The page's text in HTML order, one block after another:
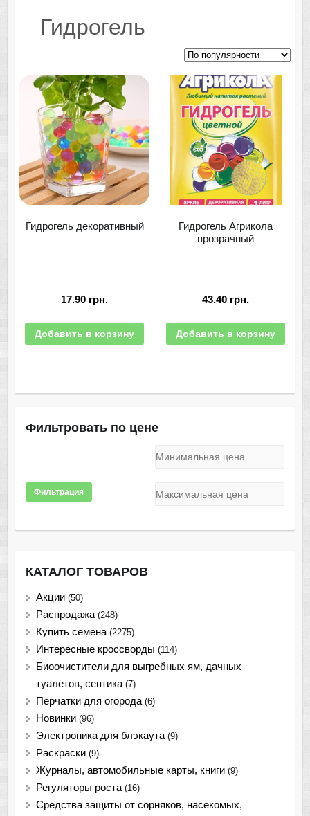
Гидрогель
Гидрогель декоративный
17.90 грн.
Добавить в корзину
Гидрогель Агрикола
прозрачный
43.40 грн.
Добавить в корзину
Фильтровать по цене
Фильтрация
КАТАЛОГ ТОВАРОВ
Акции (50)
Распродажа (248)
Купить семена (2275)
Интересные кроссворды (114)
Биоочистители для выгребных ям, дачных
туалетов, септика (7)
Перчатки для огорода (6)
Новинки (96)
Электроника для блэкаута (9)
Раскраски (9)
Журналы, автомобильные карты, книги (9)
Регуляторы роста (16)
Средства защиты от сорняков, насекомых,